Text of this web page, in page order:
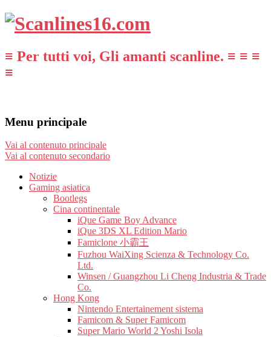
≡ Per tutti voi, Gli amanti scanline. ≡ ≡ ≡
≡
Menu principale
Vai al contenuto principale
Vai al contenuto secondario
Notizie
Gaming asiatica
Bootlegs
Cina continentale
iQue Game Boy Advance
iQue 3DS XL Edition Mario
Famiclone 小霸王
Fuzhou WaiXing Scienza & Technology Co.
Ltd.
Winsen / Guangzhou Li Cheng Industria & Trade
Co.
Hong Kong
Nintendo Entertainement sistema
Famicom & Super Famicom
Super Mario World 2 Yoshi Isola